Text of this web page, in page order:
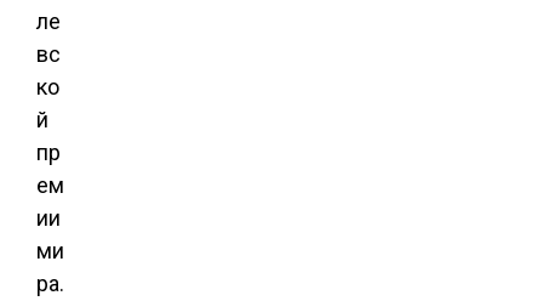
ле
вс
ко
й
пр
ем
ии
ми
ра.